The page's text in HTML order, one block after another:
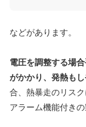
などがあります。
電圧を調整する場
がかかり、発熱も
合、熱暴走のリス
アラーム機能付き